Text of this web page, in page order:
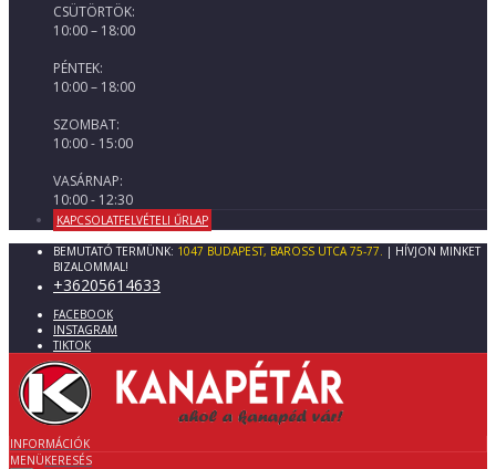
CSÜTÖRTÖK:
10:00 – 18:00
PÉNTEK:
10:00 – 18:00
SZOMBAT:
10:00 - 15:00
VASÁRNAP:
10:00 - 12:30
KAPCSOLATFELVÉTELI ŰRLAP
BEMUTATÓ TERMÜNK: 1047 BUDAPEST, BAROSS UTCA 75-77.
| HÍVJON MINKET
BIZALOMMAL!
+36205614633
FACEBOOK
INSTAGRAM
TIKTOK
INFORMÁCIÓK
MENÜKERESÉS